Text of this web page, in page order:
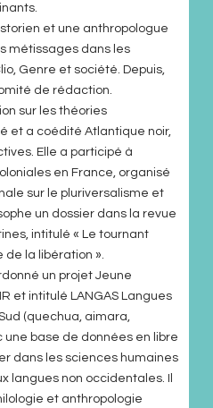
et une anthropologue
métissages dans les
Genre et société. Depuis,
de rédaction.
sur les théories
et a coédité Atlantique noir,
Elle a participé à
en France, organisé
sur le pluriversalisme et
un dossier dans la revue
intitulé « Le tournant
la libération ».
un projet Jeune
et intitulé LANGAS Langues
(quechua, aimara,
une base de données en libre
dans les sciences humaines
langues non occidentales. Il
et anthropologie